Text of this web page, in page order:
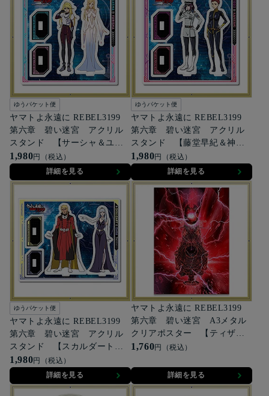
ゆうパケット便
ヤマトよ永遠に REBEL3199
第六章 碧い迷宮 アクリル
スタンド 【サーシャ＆ユリ
ーシャ・イスカンダル】
1,980円（税込）
詳細を見る
ゆうパケット便
ヤマトよ永遠に REBEL3199
第六章 碧い迷宮 アクリル
スタンド 【藤堂早紀＆神崎
恵】
1,980円（税込）
詳細を見る
ゆうパケット便
ヤマトよ永遠に REBEL3199
第六章 碧い迷宮 アクリル
スタンド 【スカルダート＆
サーダ】
1,980円（税込）
詳細を見る
ヤマトよ永遠に REBEL3199
第六章 碧い迷宮 A3メタル
クリアポスター 【ティザー
ビジュアル】
1,760円（税込）
詳細を見る